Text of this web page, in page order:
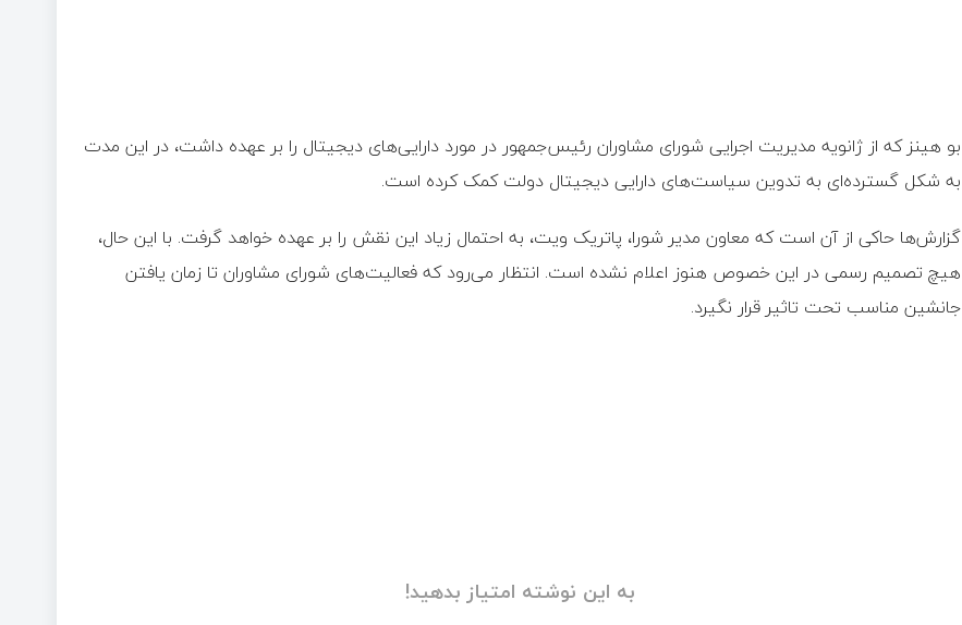
بو هینز که از ژانویه مدیریت اجرایی شورای مشاوران رئیس‌جمهور در مورد دارایی‌های دیجیتال را بر عهده داشت، در این مدت
به شکل گسترده‌ای به تدوین سیاست‌های دارایی دیجیتال دولت کمک کرده است.
گزارش‌ها حاکی از آن است که معاون مدیر شورا، پاتریک ویت، به احتمال زیاد این نقش را بر عهده خواهد گرفت. با این حال،
هیچ تصمیم رسمی در این خصوص هنوز اعلام نشده است. انتظار می‌رود که فعالیت‌های شورای مشاوران تا زمان یافتن
جانشین مناسب تحت تاثیر قرار نگیرد.
به این نوشته امتیاز بدهید!